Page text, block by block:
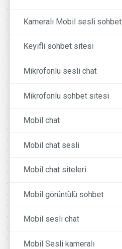
Kameralı Mobil sesli sohbet
Keyifli sohbet sitesi
Mikrofonlu sesli chat
Mikrofonlu sohbet sitesi
Mobil chat
Mobil chat sesli
Mobil chat siteleri
Mobil görüntülü sohbet
Mobil sesli chat
Mobil Sesli kameralı